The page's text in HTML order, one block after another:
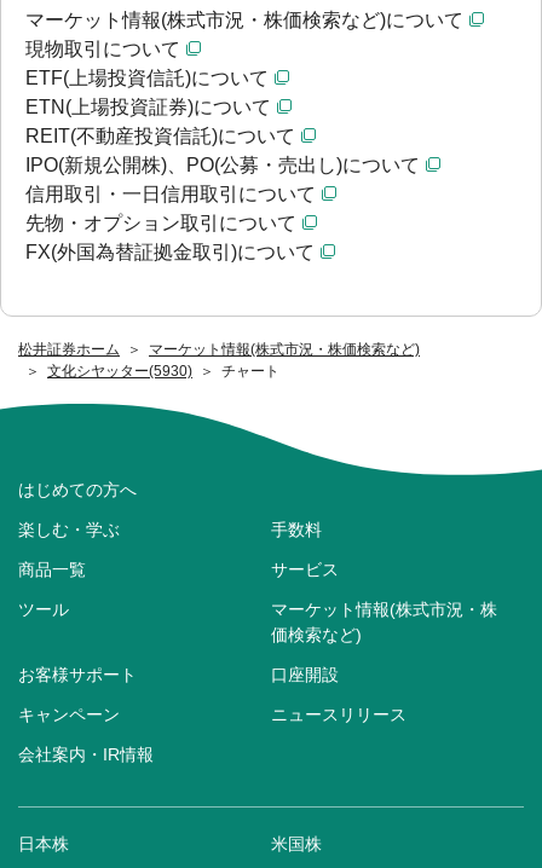
松井証券ホーム
マーケット情報(株式市況・株価検索など)
文化シヤッター(5930)
チャート
マーケット情報(株式市況・株価検索など)について
現物取引について
ETF(上場投資信託)について
ETN(上場投資証券)について
REIT(不動産投資信託)について
IPO(新規公開株)、PO(公募・売出し)について
信用取引・一日信用取引について
先物・オプション取引について
FX(外国為替証拠金取引)について
はじめての方へ
楽しむ・学ぶ 手数料
商品一覧 サービス
ツール
マーケット情報(株式市況・株
価検索など)
お客様サポート 口座開設
キャンペーン ニュースリリース
会社案内・IR情報
日本株 米国株